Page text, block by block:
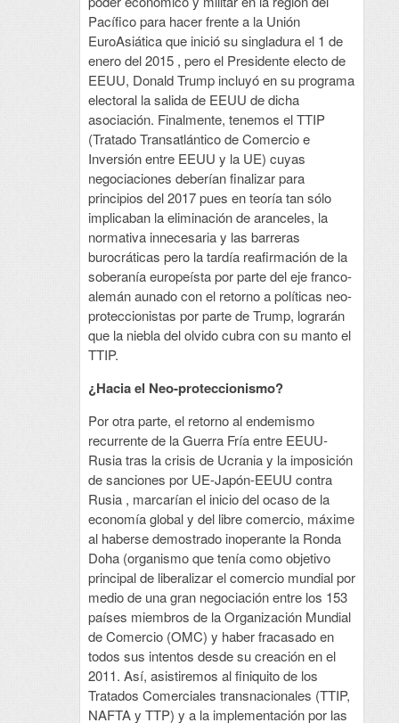
Pacífico para hacer frente a la Unión
EuroAsiática que inició su singladura el 1 de
enero del 2015 , pero el Presidente electo de
EEUU, Donald Trump incluyó en su programa
electoral la salida de EEUU de dicha
asociación. Finalmente, tenemos el TTIP
(Tratado Transatlántico de Comercio e
Inversión entre EEUU y la UE) cuyas
negociaciones deberían finalizar para
principios del 2017 pues en teoría tan sólo
implicaban la eliminación de aranceles, la
normativa innecesaria y las barreras
burocráticas pero la tardía reafirmación de la
soberanía europeísta por parte del eje franco-
alemán aunado con el retorno a políticas neo-
proteccionistas por parte de Trump, lograrán
que la niebla del olvido cubra con su manto el
TTIP.
¿Hacia el Neo-proteccionismo?
Por otra parte, el retorno al endemismo
recurrente de la Guerra Fría entre EEUU-
Rusia tras la crisis de Ucrania y la imposición
de sanciones por UE-Japón-EEUU contra
Rusia , marcarían el inicio del ocaso de la
economía global y del libre comercio, máxime
al haberse demostrado inoperante la Ronda
Doha (organismo que tenía como objetivo
principal de liberalizar el comercio mundial por
medio de una gran negociación entre los 153
países miembros de la Organización Mundial
de Comercio (OMC) y haber fracasado en
todos sus intentos desde su creación en el
2011. Así, asistiremos al finiquito de los
Tratados Comerciales transnacionales (TTIP,
NAFTA y TTP) y a la implementación por las